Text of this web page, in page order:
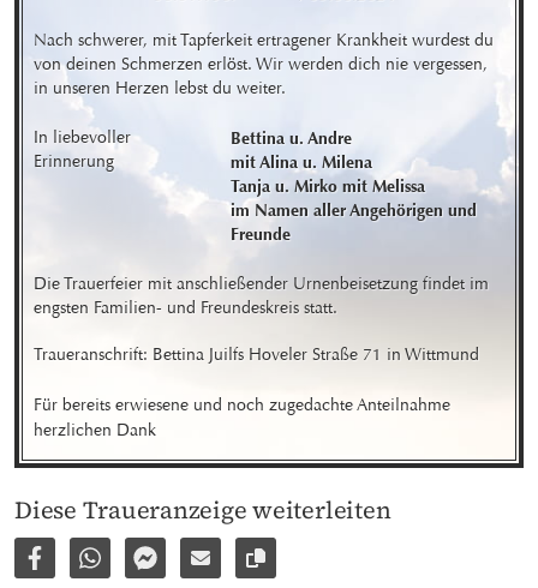
Nach schwerer, mit Tapferkeit ertragener Krankheit wurdest du
von deinen Schmerzen erlöst. Wir werden dich nie vergessen,
in unseren Herzen lebst du weiter.
In liebevoller
Erinnerung
Bettina u. Andre
mit Alina u. Milena
Tanja u. Mirko mit Melissa
im Namen aller Angehörigen und
Freunde
Die Trauerfeier mit anschließender Urnenbeisetzung findet im
engsten Familien- und Freundeskreis statt.
Traueranschrift: Bettina Juilfs Hoveler Straße 71 in Wittmund
Für bereits erwiesene und noch zugedachte Anteilnahme
herzlichen Dank
Diese Traueranzeige weiterleiten
Auf Facebook teilen
Per WhatsApp weiterleiten
Per Facebook Messenger weiterleiten
Per E-Mail versenden
Link zur Seite kopieren